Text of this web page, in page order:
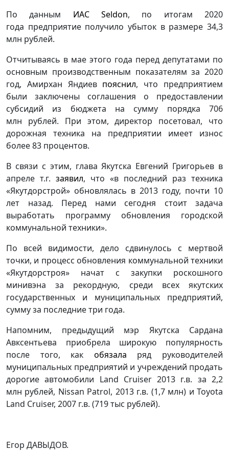
По данным ИАС Seldon, по итогам 2020
года предприятие получило убыток в размере 34,3
млн рублей.
Отчитываясь в мае этого года перед депутатами по
основным производственным показателям за 2020
год, Амирхан Яндиев пояснил, что предприятием
были заключены соглашения о предоставлении
субсидий из бюджета на сумму порядка 706
млн рублей. При этом, директор посетовал, что
дорожная техника на предприятии имеет износ
более 83 процентов.
В связи с этим, глава Якутска Евгений Григорьев в
апреле т.г. заявил, что «в последний раз техника
«Якутдорстрой» обновлялась в 2013 году, почти 10
лет назад. Перед нами сегодня стоит задача
выработать программу обновления городской
коммунальной техники».
По всей видимости, дело сдвинулось с мертвой
точки, и процесс обновления коммунальной техники
«Якутдорстроя» начат с закупки роскошного
минивэна за рекордную, среди всех якутских
государственных и муниципальных предприятий,
сумму за последние три года.
Напомним, предыдущий мэр Якутска Сардана
Авксентьева приобрела широкую популярность
после того, как обязала ряд руководителей
муниципальных предприятий и учреждений продать
дорогие автомобили Land Cruiser 2013 г.в. за 2,2
млн рублей, Nissan Patrol, 2013 г.в. (1,7 млн) и Toyota
Land Cruiser, 2007 г.в. (719 тыс рублей).
Егор ДАВЫДОВ.